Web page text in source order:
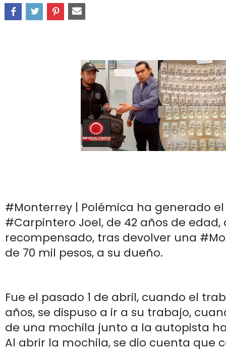
#Monterrey | Polémica ha generado
#Carpintero Joel, de 42 años de
recompensado, tras devolver una
de 70 mil pesos, a su dueño.
Fue el pasado 1 de abril, cuando el
años, se dispuso a ir a su trabajo,
de una mochila junto a la autopista
Al abrir la mochila, se dio cuenta que